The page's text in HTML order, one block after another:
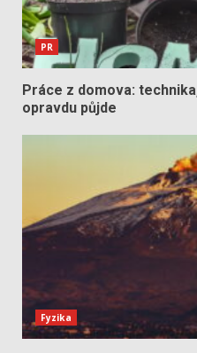
PR
Práce z domova:
opravdu půjde
Fyzika